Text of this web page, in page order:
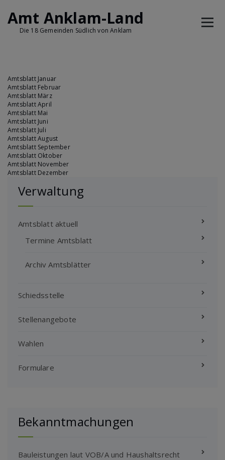
content
Amt Anklam-Land
Die 18 Gemeinden Südlich von Anklam
Amtsblatt Januar
Amtsblatt Februar
Amtsblatt März
Amtsblatt April
Amtsblatt Mai
Amtsblatt Juni
Amtsblatt Juli
Amtsblatt August
Amtsblatt September
Amtsblatt Oktober
Amtsblatt November
Amtsblatt Dezember
Verwaltung
Amtsblatt aktuell
Termine Amtsblatt
Archiv Amtsblätter
Schiedsstelle
Stellenangebote
Wahlen
Formulare
Bekanntmachungen
Bauleistungen laut VOB/A und Haushaltsrecht